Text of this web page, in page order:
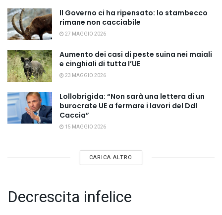
ll Governo ci ha ripensato: lo stambecco
rimane non cacciabile
27 MAGGIO 2026
Aumento dei casi di peste suina nei maiali
e cinghiali di tutta l’UE
23 MAGGIO 2026
Lollobrigida: “Non sarà una lettera di un
burocrate UE a fermare i lavori del Ddl
Caccia”
15 MAGGIO 2026
CARICA ALTRO
Decrescita infelice